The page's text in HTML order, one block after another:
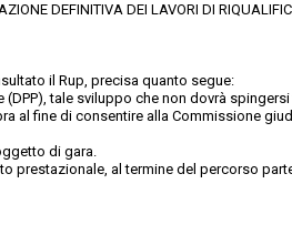
DEFINITIVA DEI LAVORI DI
il Rup, precisa quanto segue:
tale sviluppo che non dovrà spingersi
al fine di consentire alla Commissione
di gara.
prestazionale, al termine del percorso